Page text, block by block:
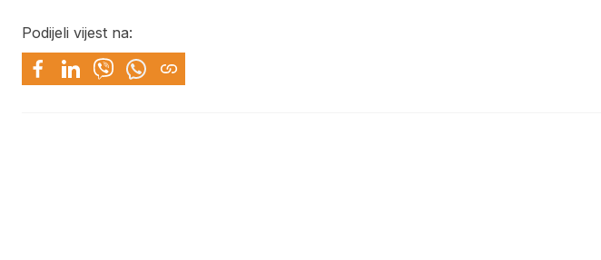
Podijeli vijest na: